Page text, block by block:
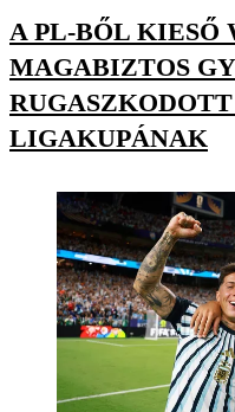
A PL-BŐL KIESŐ
MAGABIZTOS
LIGAKUPÁNAK